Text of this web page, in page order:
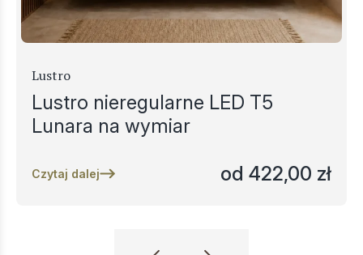
Lustro
Lustro nieregularne LED T5
Lunara na wymiar
Czytaj dalej od 422,00 zł